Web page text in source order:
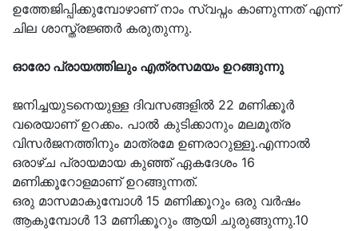
ഉത്തേജിപ്പിക്കുമ്പോഴാണ് നാം സ്വപ്നം കാണുന്നത് എന്ന്
ചില ശാസ്ത്രജ്ഞർ കരുതുന്നു.
ഓരോ പ്രായത്തിലും എത്രസമയം ഉറങ്ങുന്നു
ജനിച്ചയുടനെയുള്ള ദിവസങ്ങളിൽ 22 മണിക്കൂർ
വരെയാണ് ഉറക്കം. പാൽ കുടിക്കാനും മലമൂത്ര
വിസർജനത്തിനും മാത്രമേ ഉണരാറുള്ളൂ.എന്നാൽ
ഒരാഴ്ച പ്രായമായ കുഞ്ഞ് ഏകദേശം 16
മണിക്കൂറോളമാണ് ഉറങ്ങുന്നത്.
ഒരു മാസമാകുമ്പോൾ 15 മണിക്കൂറും ഒരു വർഷം
ആകുമ്പോൾ 13 മണിക്കൂറും ആയി ചുരുങ്ങുന്നു.10